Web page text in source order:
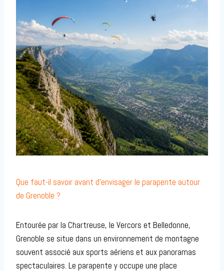
Que faut-il savoir avant d’envisager le parapente autour
de Grenoble ?
Entourée par la Chartreuse, le Vercors et Belledonne,
Grenoble se situe dans un environnement de montagne
souvent associé aux sports aériens et aux panoramas
spectaculaires. Le parapente y occupe une place